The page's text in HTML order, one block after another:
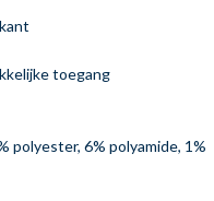
toegang
polyester, 6% polyamide, 1%